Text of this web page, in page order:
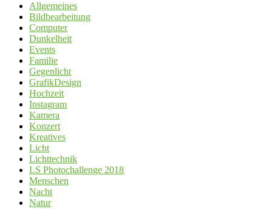
Allgemeines
Bildbearbeitung
Computer
Dunkelheit
Events
Familie
Gegenlicht
GrafikDesign
Hochzeit
Instagram
Kamera
Konzert
Kreatives
Licht
Lichttechnik
LS Photochallenge 2018
Menschen
Nacht
Natur